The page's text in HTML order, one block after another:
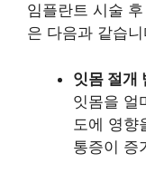
임플란트 시술
은 다음과 같습니
잇몸 절개
잇몸을 얼
도에 영향
통증이 증